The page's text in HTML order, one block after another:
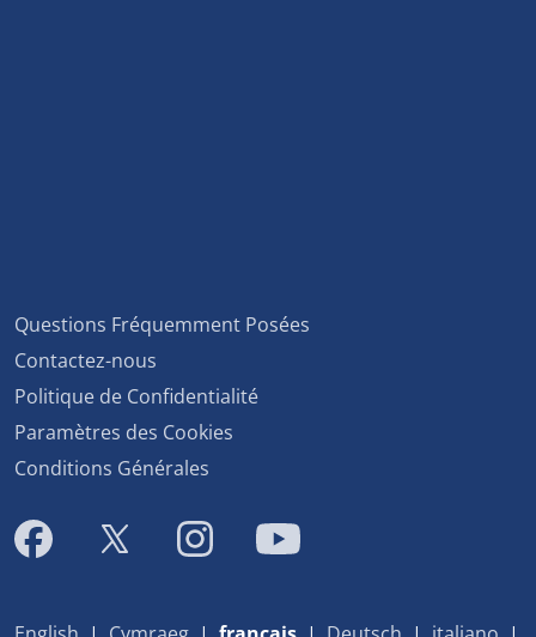
Questions Fréquemment Posées
Contactez-nous
Politique de Confidentialité
Paramètres des Cookies
Conditions Générales